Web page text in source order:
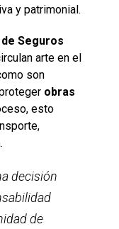
y patrimonial.
Seguros
arte en el
son
obras
esto
decisión
de